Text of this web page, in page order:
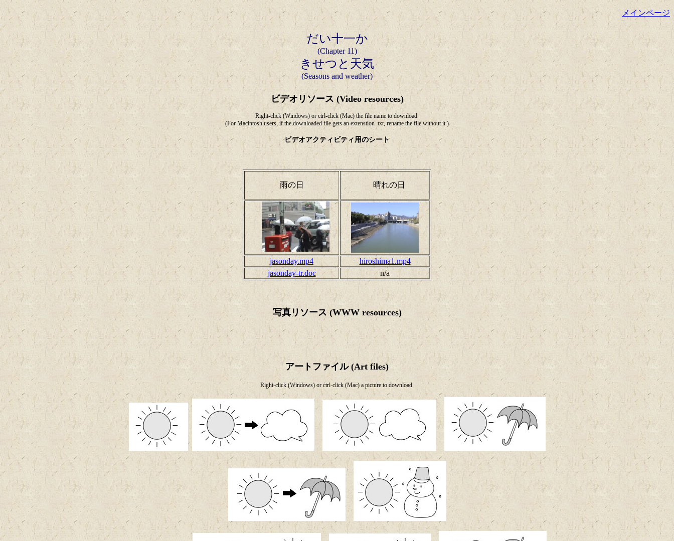
メインページ
だい十一か
(Chapter 11)
きせつと天気
(Seasons and weather)
ビデオリソース (Video resources)
Right-click (Windows) or ctrl-click (Mac) the file name to download.
(For Macintosh users, if the downloaded file gets an extenstion .txt, rename the file without it.)
ビデオアクティビティ用のシート
雨の日 晴れの日
jasonday.mp4
hiroshima1.mp4
jasonday-tr.doc
n/a
写真リソース (WWW resources)
アートファイル (Art files)
Right-click (Windows) or ctrl-click (Mac) a picture to download.